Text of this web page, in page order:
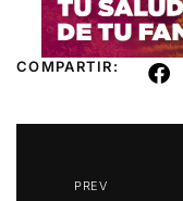
COMPARTIR:
PREV